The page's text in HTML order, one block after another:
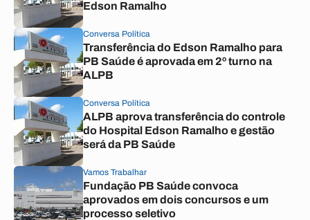
Edson Ramalho
Conversa Política
Transferência do Edson Ramalho para
PB Saúde é aprovada em 2º turno na
ALPB
Conversa Política
ALPB aprova transferência do controle
do Hospital Edson Ramalho e gestão
será da PB Saúde
Vamos Trabalhar
Fundação PB Saúde convoca
aprovados em dois concursos e um
processo seletivo